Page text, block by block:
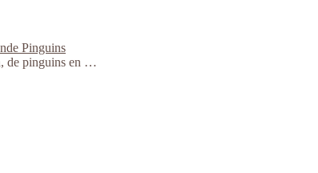
Pinguins
de pinguins en …